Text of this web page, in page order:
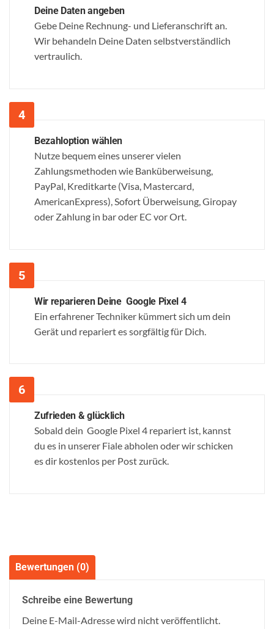
Deine Daten angeben
Gebe Deine Rechnung- und Lieferanschrift an.
Wir behandeln Deine Daten selbstverständlich
vertraulich.
Bezahloption wählen
Nutze bequem eines unserer vielen
Zahlungsmethoden wie Banküberweisung,
PayPal, Kreditkarte (Visa, Mastercard,
AmericanExpress), Sofort Überweisung, Giropay
oder Zahlung in bar oder EC vor Ort.
Wir reparieren Deine Google Pixel 4
Ein erfahrener Techniker kümmert sich um dein
Gerät und repariert es sorgfältig für Dich.
Zufrieden & glücklich
Sobald dein Google Pixel 4 repariert ist, kannst
du es in unserer Fiale abholen oder wir schicken
es dir kostenlos per Post zurück.
Bewertungen (0)
Schreibe eine Bewertung
Deine E-Mail-Adresse wird nicht veröffentlicht.